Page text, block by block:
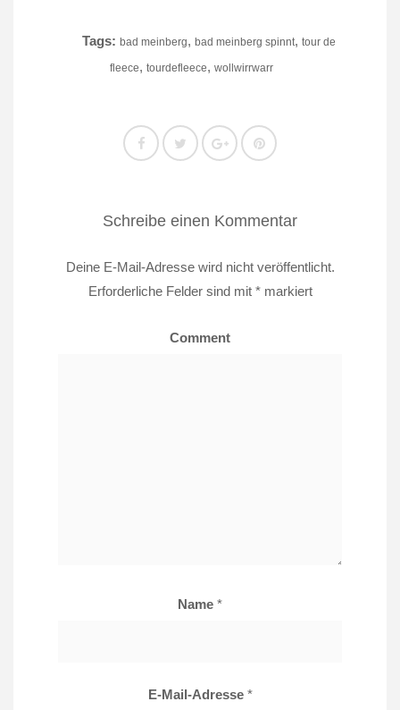
Tags: bad meinberg, bad meinberg spinnt, tour de
fleece, tourdefleece, wollwirrwarr
Schreibe einen Kommentar
Deine E-Mail-Adresse wird nicht veröffentlicht.
Erforderliche Felder sind mit *markiert
Comment
Name *
E-Mail-Adresse *